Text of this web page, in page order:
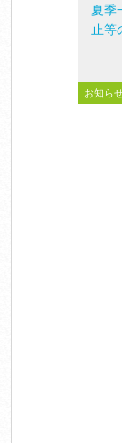
夏季
止等
お知ら